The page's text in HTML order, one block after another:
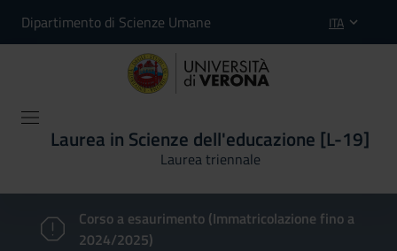
Dipartimento di Scienze Umane ITA
Laurea in Scienze dell'educazione [L-19]
Laurea triennale
Corso a esaurimento (Immatricolazione fino a
2024/2025)